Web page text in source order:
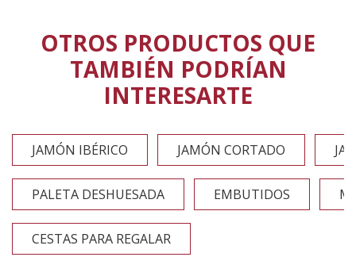
Joan
13 Mayo 2023
un producto de muy alta calidad, sabor excelente
Vanesa
15 Marzo 2023
Un autentico manjar y una delicia para el paladar
mas exigente
OTROS PRODUCTOS QUE
TAMBIÉN PODRÍAN
INTERESARTE
JAMÓN IBÉRICO JAMÓN CORTADO
PALETA DESHUESADA EMBUTIDOS
CESTAS PARA REGALAR